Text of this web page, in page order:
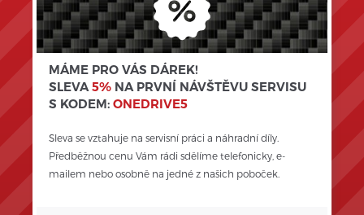
MÁME PRO VÁS DÁREK!
SLEVA5% NA PRVNÍ NÁVŠTĚVU SERVISU
S KODEM:ONEDRIVE5
Sleva se vztahuje na servisní práci a náhradní díly.
Předběžnou cenu Vám rádi sdělíme telefonicky, e-
mailem nebo osobně na jedné z našich poboček.